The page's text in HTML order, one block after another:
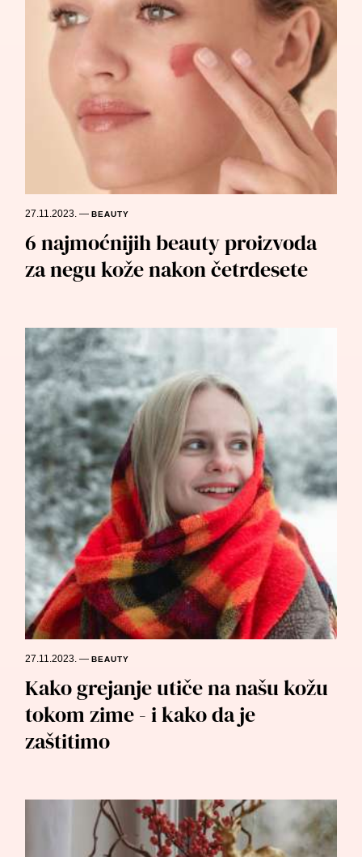
27.11.2023.—BEAUTY
6 najmoćnijih beauty proizvoda
za negu kože nakon četrdesete
27.11.2023.—BEAUTY
Kako grejanje utiče na našu kožu
tokom zime - i kako da je
zaštitimo